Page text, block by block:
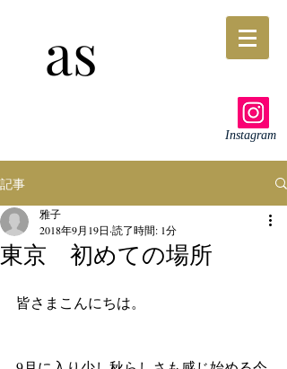
as
Instagram
記事
東京 初めての場所
雅子
2018年9月19日 読了時間: 1分
皆さまこんにちは。